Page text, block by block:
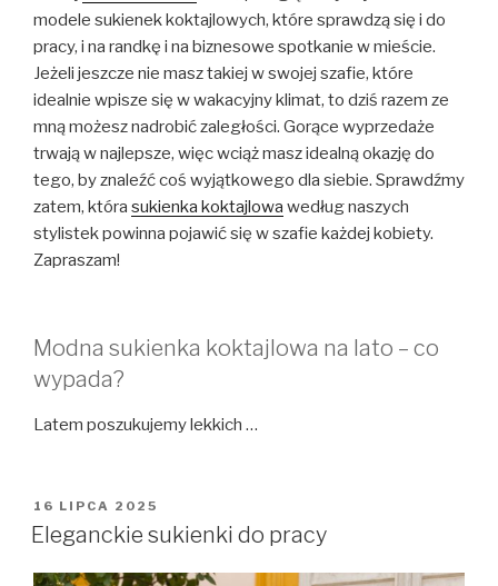
modele sukienek koktajlowych, które sprawdzą się i do
pracy, i na randkę i na biznesowe spotkanie w mieście.
Jeżeli jeszcze nie masz takiej w swojej szafie, które
idealnie wpisze się w wakacyjny klimat, to dziś razem ze
mną możesz nadrobić zaległości. Gorące wyprzedaże
trwają w najlepsze, więc wciąż masz idealną okazję do
tego, by znaleźć coś wyjątkowego dla siebie. Sprawdźmy
zatem, która sukienka koktajlowa według naszych
stylistek powinna pojawić się w szafie każdej kobiety.
Zapraszam!
Modna sukienka koktajlowa na lato – co
wypada?
Latem poszukujemy lekkich …
OPUBLIKOWANE
W
16 LIPCA 2025
Eleganckie sukienki do pracy